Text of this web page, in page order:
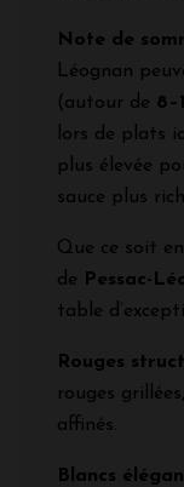
Note de
Léognan
(autour de
lors de plats
plus élevée
sauce plus
Que ce soit
de
Pessac-
table
Rouges
rouges
affinés.
Blancs